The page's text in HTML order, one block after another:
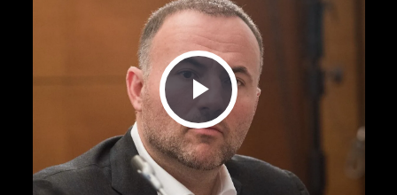
Play Video